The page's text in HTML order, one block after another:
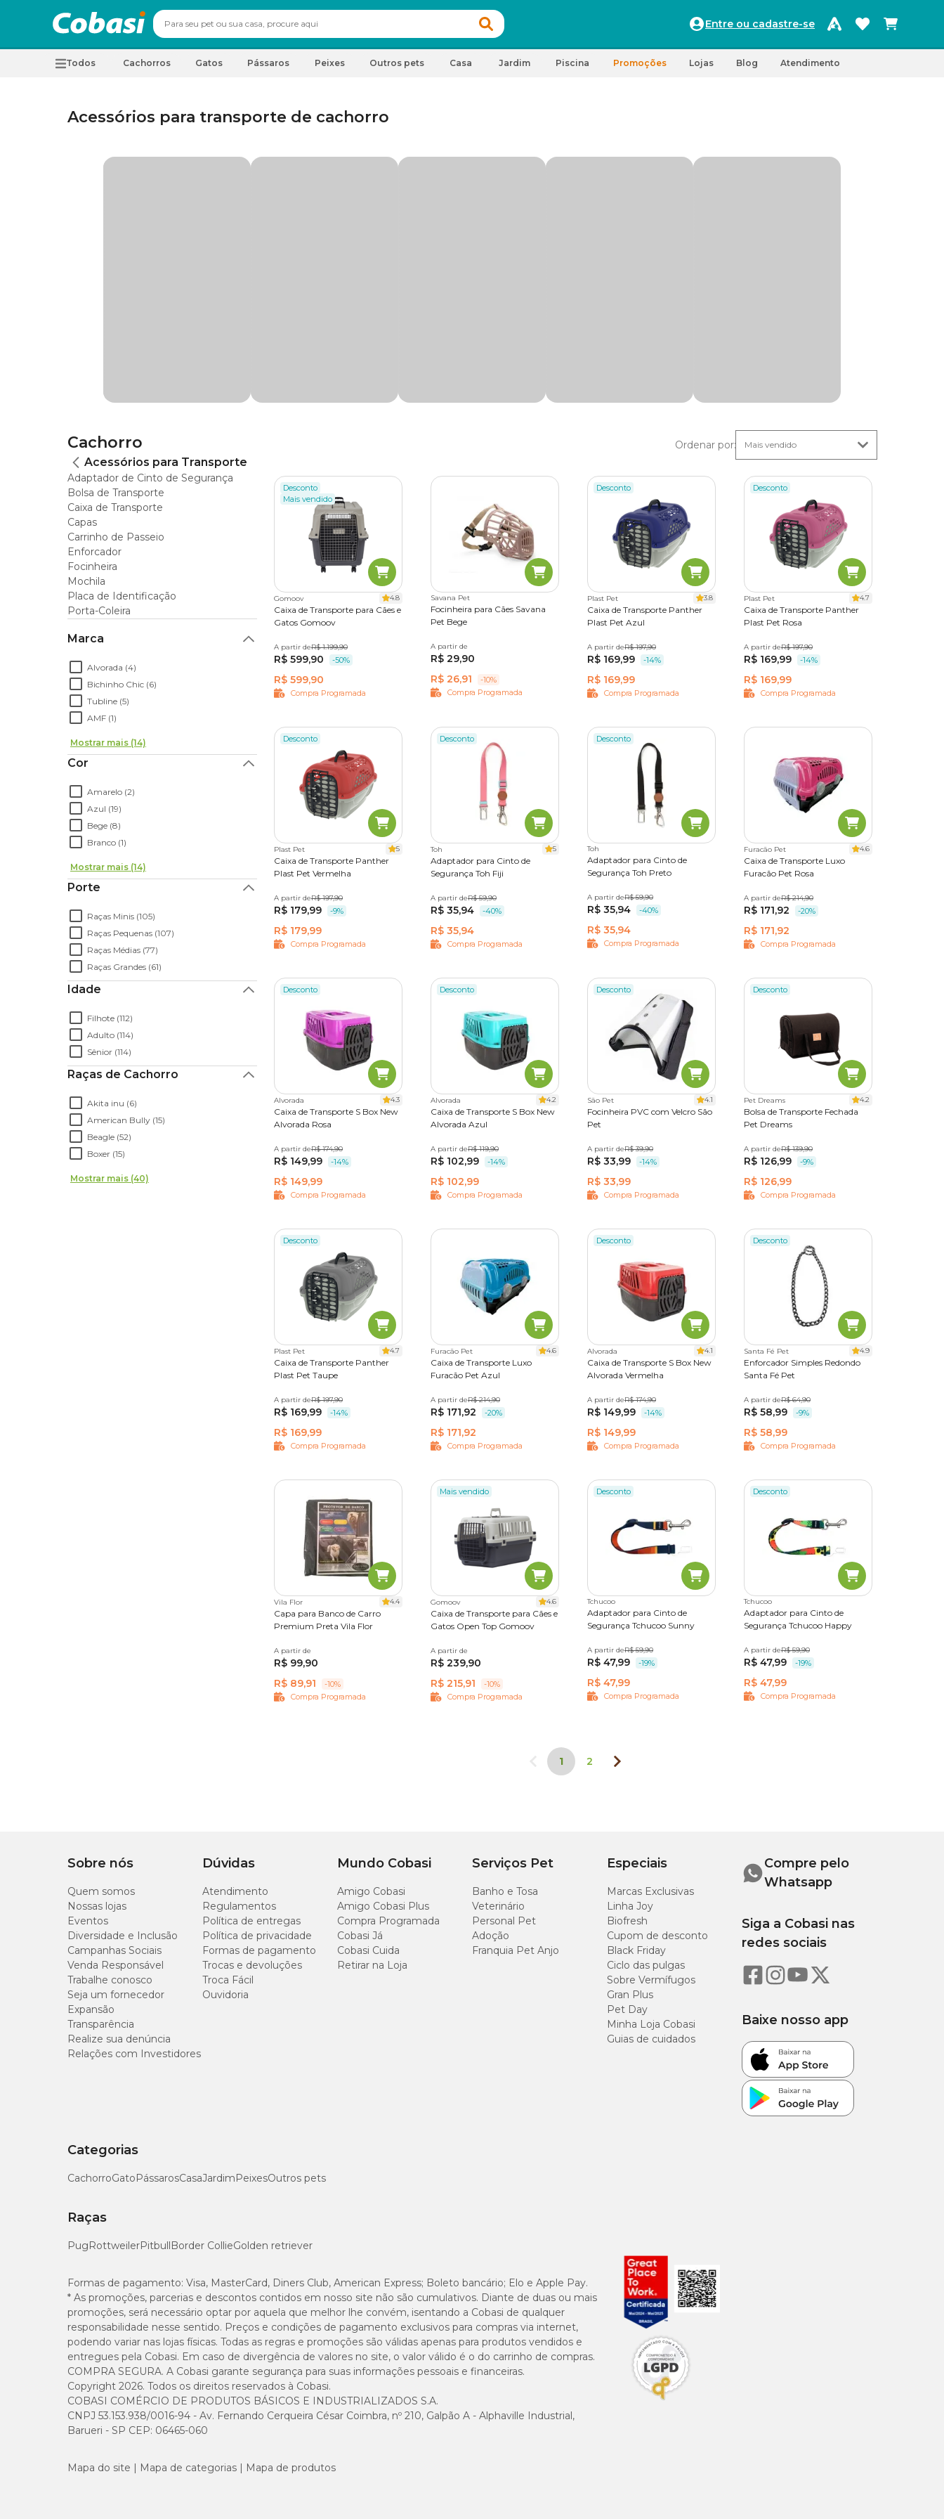
Entre ou cadastre-se
Todos Cachorros Gatos Pássaros Peixes Outros pets Casa Jardim Piscina Promoções Lojas Blog Atendimento
Acessórios para transporte de cachorro
Cachorro
Acessórios para Transporte
Adaptador de Cinto de Segurança
Bolsa de Transporte
Caixa de Transporte
Capas
Carrinho de Passeio
Enforcador
Focinheira
Mochila
Placa de Identificação
Porta-Coleira
Marca
Alvorada (4)
Bichinho Chic (6)
Tubline (5)
AMF (1)
Mostrar mais (14)
Cor
Amarelo (2)
Azul (19)
Bege (8)
Branco (1)
Mostrar mais (14)
Porte
Raças Minis (105)
Raças Pequenas (107)
Raças Médias (77)
Raças Grandes (61)
Idade
Filhote (112)
Adulto (114)
Sênior (114)
Raças de Cachorro
Akita inu (6)
American Bully (15)
Beagle (52)
Boxer (15)
Mostrar mais (40)
Ordenar por:
Desconto
Mais vendido
Gomoov 4.8
Caixa de Transporte para Cães e
Gatos Gomoov
PP P Inter
A partir deR$ 1.199,90
R$ 599,90 -50%
R$ 599,90
Compra Programada
Savana Pet
Focinheira para Cães Savana
Pet Bege
M G
A partir de
R$ 29,90
R$ 26,91
-10%
Compra Programada
Desconto
Plast Pet 3.8
Caixa de Transporte Panther
Plast Pet Azul
Nº 2 Nº 3 Nº 4
A partir deR$ 197,90
R$ 169,99 -14%
R$ 169,99
Compra Programada
Desconto
Plast Pet 4.7
Caixa de Transporte Panther
Plast Pet Rosa
Nº 2 Nº 3 Nº 4
A partir deR$ 197,90
R$ 169,99 -14%
R$ 169,99
Compra Programada
Desconto
Plast Pet 5
Caixa de Transporte Panther
Plast Pet Vermelha
Nº 2 Nº 3 Nº 4
A partir deR$ 197,90
R$ 179,99 -9%
R$ 179,99
Compra Programada
Desconto
Toh 5
Adaptador para Cinto de
Segurança Toh Fiji
Único
A partir deR$ 59,90
R$ 35,94 -40%
R$ 35,94
Compra Programada
Desconto
Toh
Adaptador para Cinto de
Segurança Toh Preto
Único
A partir deR$ 59,90
R$ 35,94 -40%
R$ 35,94
Compra Programada
Furacão Pet 4.6
Caixa de Transporte Luxo
Furacão Pet Rosa
N° 01 N° 02 N° 03
A partir deR$ 214,90
R$ 171,92 -20%
R$ 171,92
Compra Programada
Desconto
Alvorada 4.3
Caixa de Transporte S Box New
Alvorada Rosa
Nº 01 Nº 02
A partir deR$ 174,90
R$ 149,99 -14%
R$ 149,99
Compra Programada
Desconto
Alvorada 4.2
Caixa de Transporte S Box New
Alvorada Azul
Nº 01 Nº 02
A partir deR$ 119,90
R$ 102,99 -14%
R$ 102,99
Compra Programada
Desconto
São Pet 4.1
Focinheira PVC com Velcro São
Pet
N° 1 N° 2 N° 3
N° 5
A partir deR$ 39,90
R$ 33,99 -14%
R$ 33,99
Compra Programada
Desconto
Pet Dreams 4.2
Bolsa de Transporte Fechada
Pet Dreams
M G GG
A partir deR$ 139,90
R$ 126,99 -9%
R$ 126,99
Compra Programada
Desconto
Plast Pet 4.7
Caixa de Transporte Panther
Plast Pet Taupe
Nº 2 Nº 3 Nº 4
A partir deR$ 197,90
R$ 169,99 -14%
R$ 169,99
Compra Programada
Furacão Pet 4.6
Caixa de Transporte Luxo
Furacão Pet Azul
N° 01 N° 02 N° 03
A partir deR$ 214,90
R$ 171,92 -20%
R$ 171,92
Compra Programada
Desconto
Alvorada 4.1
Caixa de Transporte S Box New
Alvorada Vermelha
Nº 02 Nº 03
A partir deR$ 174,90
R$ 149,99 -14%
R$ 149,99
Compra Programada
Desconto
Santa Fé Pet 4.9
Enforcador Simples Redondo
Santa Fé Pet
40 cm 60 cm
A partir deR$ 64,90
R$ 58,99 -9%
R$ 58,99
Compra Programada
Vila Flor 4.4
Capa para Banco de Carro
Premium Preta Vila Flor
Único
A partir de
R$ 99,90
R$ 89,91
-10%
Compra Programada
Mais vendido
Gomoov 4.6
Caixa de Transporte para Cães e
Gatos Open Top Gomoov
Mini
A partir de
R$ 239,90
R$ 215,91
-10%
Compra Programada
Desconto
Tchucoo
Adaptador para Cinto de
Segurança Tchucoo Sunny
Único
A partir deR$ 59,90
R$ 47,99 -19%
R$ 47,99
Compra Programada
Desconto
Tchucoo
Adaptador para Cinto de
Segurança Tchucoo Happy
Único
A partir deR$ 59,90
R$ 47,99 -19%
R$ 47,99
Compra Programada
1 2
Sobre nós
Quem somos
Nossas lojas
Eventos
Diversidade e Inclusão
Campanhas Sociais
Venda Responsável
Trabalhe conosco
Seja um fornecedor
Expansão
Transparência
Realize sua denúncia
Relações com Investidores
Dúvidas
Atendimento
Regulamentos
Política de entregas
Política de privacidade
Formas de pagamento
Trocas e devoluções
Troca Fácil
Ouvidoria
Mundo Cobasi
Amigo Cobasi
Amigo Cobasi Plus
Compra Programada
Cobasi Já
Cobasi Cuida
Retirar na Loja
Serviços Pet
Banho e Tosa
Veterinário
Personal Pet
Adoção
Franquia Pet Anjo
Especiais
Marcas Exclusivas
Linha Joy
Biofresh
Cupom de desconto
Black Friday
Ciclo das pulgas
Sobre Vermífugos
Gran Plus
Pet Day
Minha Loja Cobasi
Guias de cuidados
Categorias
CachorroGatoPássarosCasaJardimPeixesOutros pets
Raças
PugRottweilerPitbullBorder CollieGolden retriever
Compre pelo
Whatsapp
Siga a Cobasi nas
redes sociais
Baixe nosso app
Formas de pagamento: Visa, MasterCard, Diners Club, American Express; Boleto bancário; Elo e Apple Pay.
* As promoções, parcerias e descontos contidos em nosso site não são cumulativos. Diante de duas ou mais
promoções, será necessário optar por aquela que melhor lhe convém, isentando a Cobasi de qualquer
responsabilidade nesse sentido. Preços e condições de pagamento exclusivos para compras via internet,
podendo variar nas lojas físicas. Todas as regras e promoções são válidas apenas para produtos vendidos e
entregues pela Cobasi. Em caso de divergência de valores no site, o valor válido é o do carrinho de compras.
COMPRA SEGURA. A Cobasi garante segurança para suas informações pessoais e financeiras.
Copyright 2026. Todos os direitos reservados à Cobasi.
COBASI COMÉRCIO DE PRODUTOS BÁSICOS E INDUSTRIALIZADOS S.A.
CNPJ 53.153.938/0016-94 - Av. Fernando Cerqueira César Coimbra, nº 210, Galpão A - Alphaville Industrial,
Barueri - SP CEP: 06465-060
Mapa do site Mapa de categorias Mapa de produtos